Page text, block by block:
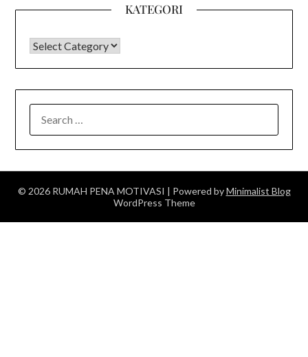
KATEGORI
KATEGORI
FOR:
© 2026 RUMAH PENA MOTIVASI | Powered byMinimalist Blog
WordPress Theme